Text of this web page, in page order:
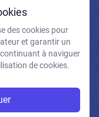
pris connaissance de
légales.
des cookies pour
et garantir un
à naviguer
de cookies.